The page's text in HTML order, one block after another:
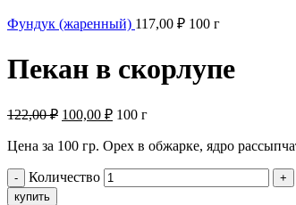
Фундук (жаренный) 117,00 ₽ 100 г
Пекан в скорлупе
122,00₽ 100,00 ₽ 100 г
Цена за 100 гр. Орех в обжарке, ядро
Количество
купить